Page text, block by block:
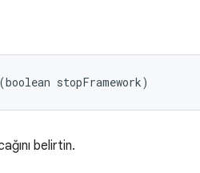
stopFramework)
belirtin.